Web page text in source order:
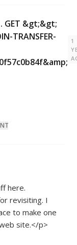
GET &gt;&gt;
TRANSFER-
1
here.
revisiting. I
to make one
site.</p>